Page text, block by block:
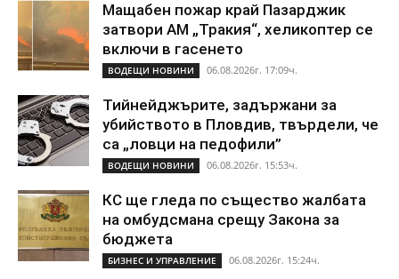
Мащабен пожар край Пазарджик
затвори АМ „Тракия“, хеликоптер се
включи в гасенето
ВОДЕЩИ НОВИНИ 06.08.2026г. 17:09ч.
Тийнейджърите, задържани за
убийството в Пловдив, твърдели, че
са „ловци на педофили”
ВОДЕЩИ НОВИНИ 06.08.2026г. 15:53ч.
КС ще гледа по същество жалбата
на омбудсмана срещу Закона за
бюджета
БИЗНЕС И УПРАВЛЕНИЕ 06.08.2026г. 15:24ч.